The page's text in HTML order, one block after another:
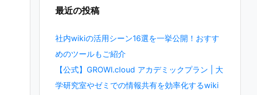
最近の投稿
社内wikiの活用シーン16選を一挙公開！おすす
めのツールもご紹介
【公式】GROWI.cloud アカデミックプラン | 大
学研究室やゼミでの情報共有を効率化するwiki